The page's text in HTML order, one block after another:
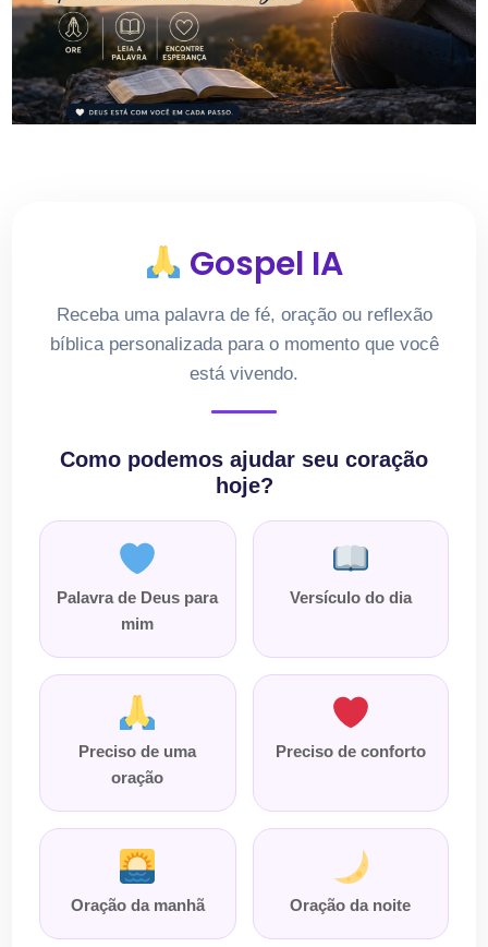
Gospel IA
Receba uma palavra de fé, oração ou reflexão
bíblica personalizada para o momento que você
está vivendo.
Como podemos ajudar seu coração
hoje?
Palavra de Deus para
mim
Versículo do dia
Preciso de uma
oração
Preciso de conforto
Oração da manhã Oração da noite